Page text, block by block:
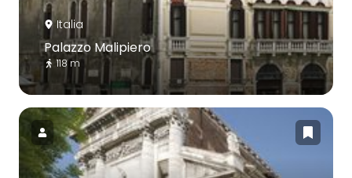
Italia
Palazzo Malipiero
118 m